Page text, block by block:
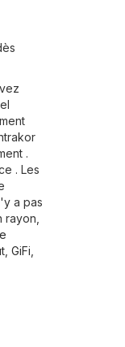
.
. Les
a pas
GiFi